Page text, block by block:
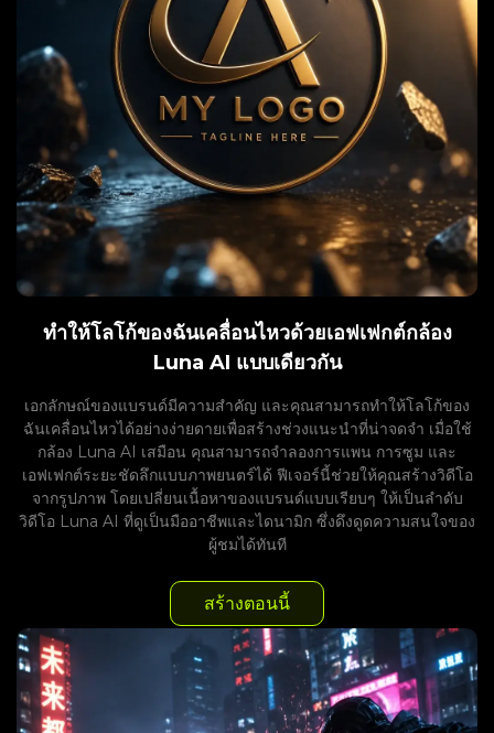
ทำให้โลโก้ของฉันเคลื่อนไหวด้วยเอฟเฟกต์กล้อง
Luna AI แบบเดียวกัน
เอกลักษณ์ของแบรนด์มีความสำคัญ และคุณสามารถทำให้โลโก้ของ
ฉันเคลื่อนไหวได้อย่างง่ายดายเพื่อสร้างช่วงแนะนำที่น่าจดจำ เมื่อใช้
กล้อง Luna AI เสมือน คุณสามารถจำลองการแพน การซูม และ
เอฟเฟกต์ระยะชัดลึกแบบภาพยนตร์ได้ ฟีเจอร์นี้ช่วยให้คุณสร้างวิดีโอ
จากรูปภาพ โดยเปลี่ยนเนื้อหาของแบรนด์แบบเรียบๆ ให้เป็นลำดับ
วิดีโอ Luna AI ที่ดูเป็นมืออาชีพและไดนามิก ซึ่งดึงดูดความสนใจของ
ผู้ชมได้ทันที
สร้างตอนนี้